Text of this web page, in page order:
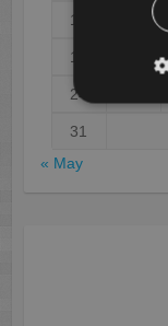
10
17
24
31
« May